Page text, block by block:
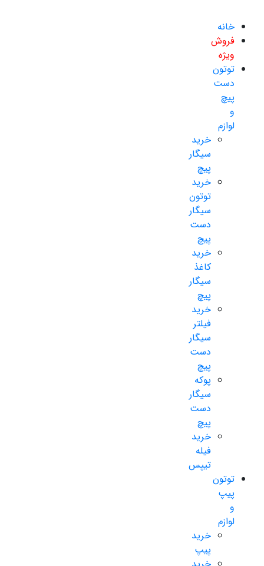
خانه
فروش
ویژه
توتون
دست
پیچ
و
لوازم
خرید
سیگار
پیچ
خرید
توتون
سیگار
دست
پیچ
خرید
کاغذ
سیگار
پیچ
خرید
فیلتر
سیگار
دست
پیچ
پوکه
سیگار
دست
پیچ
خرید
فیله
تیپس
توتون
پیپ
و
لوازم
خرید
پیپ